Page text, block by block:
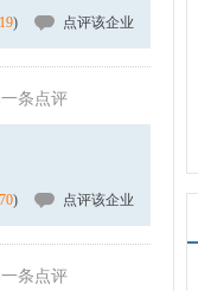
) 点评该企业
条点评
) 点评该企业
条点评